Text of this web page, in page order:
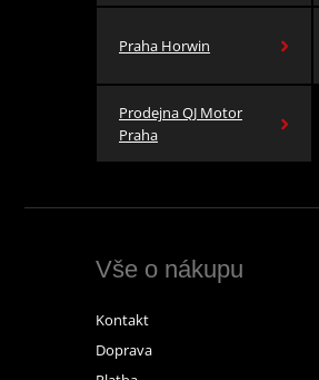
Praha Horwin
Prodejna QJ Motor
Praha
Vše o nákupu
Kontakt
Doprava